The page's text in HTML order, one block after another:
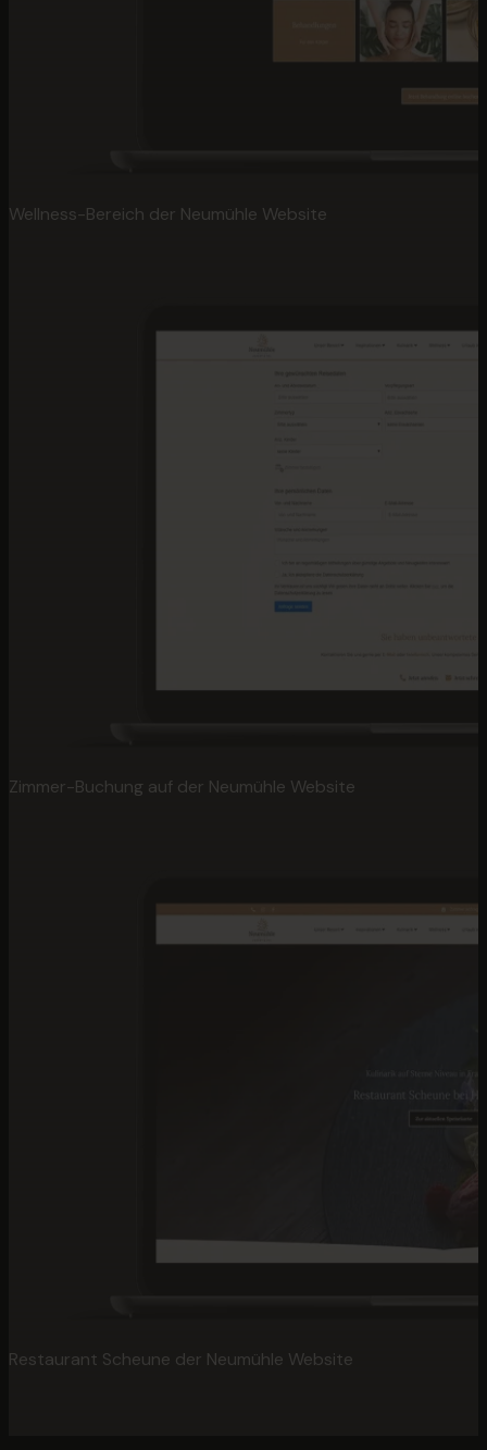
Wellness-Bereich der Neumühle Website
Zimmer-Buchung auf der Neumühle Website
Restaurant Scheune der Neumühle Website